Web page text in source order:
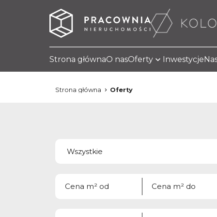
Strona głównaO nasOferty Inwestycje
Strona główna Oferty